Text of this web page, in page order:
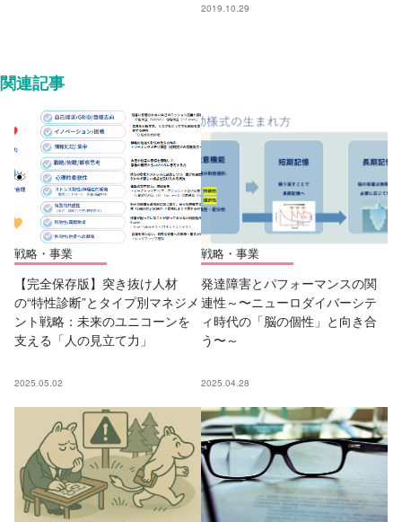
2019.10.29
関連記事
戦略・事業
【完全保存版】突き抜け人材
の“特性診断”とタイプ別マネジメ
ント戦略：未来のユニコーンを
支える「人の見立て力」
2025.05.02
戦略・事業
発達障害とパフォーマンスの関
連性～〜ニューロダイバーシテ
ィ時代の「脳の個性」と向き合
う〜～
2025.04.28